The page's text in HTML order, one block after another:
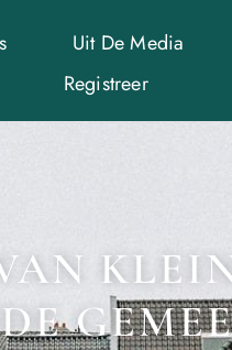
Uit De Media
Registreer